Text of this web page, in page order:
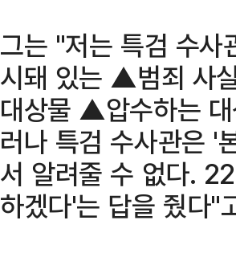
그는 "저는 특검 수사
시돼 있는 ▲범죄 사
대상물 ▲압수하는
러나 특검 수사관은 '
서 알려줄 수 없다.
하겠다'는 답을 줬다"